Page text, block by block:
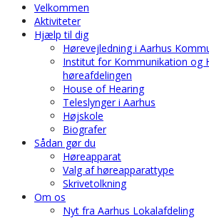
Velkommen
Aktiviteter
Hjælp til dig
Hørevejledning i Aarhus
Institut for Kommunikation og
høreafdelingen
House of Hearing
Teleslynger i Aarhus
Højskole
Biografer
Sådan gør du
Høreapparat
Valg af høreapparattype
Skrivetolkning
Om os
Nyt fra Aarhus Lokalafdeling